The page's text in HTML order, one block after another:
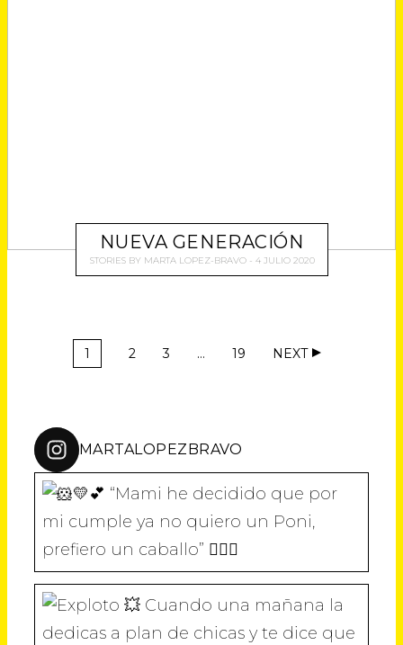
NUEVA GENERACIÓN
STORIESBY MARTA LOPEZ-BRAVO 4 JULIO 2020
1 2 3 … 19 NEXT
MARTALOPEZBRAVO